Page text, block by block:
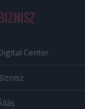
Center